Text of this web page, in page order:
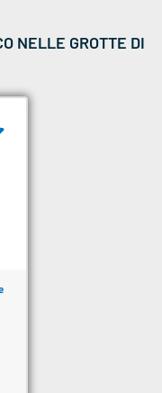
NELLE GROTTE DI